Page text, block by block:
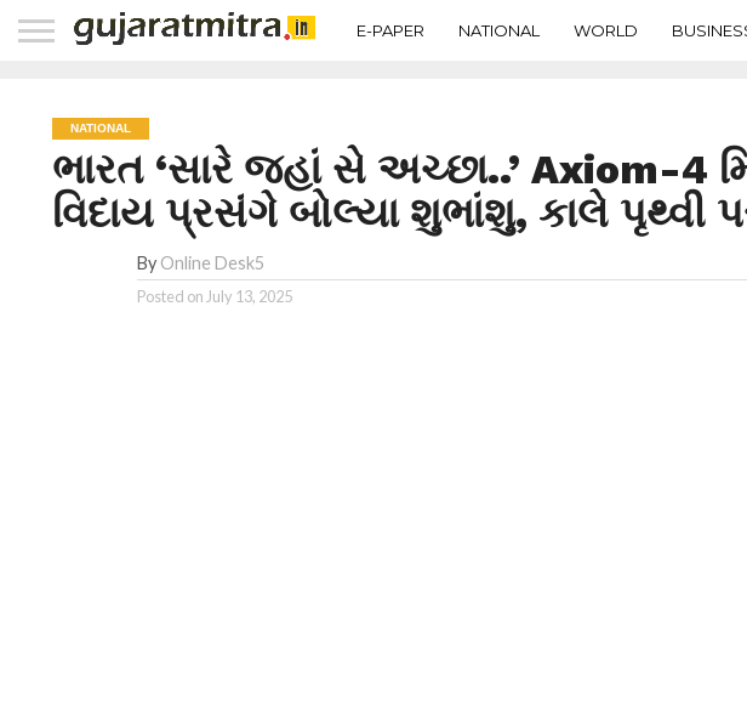
E-PAPER NATIONAL WORLD
NATIONAL
ભારત ‘સારે જહાં સે અચ્છા..’ Axiom-4
વિદાય પ્રસંગે બોલ્યા શુભાંશુ, કાલે પૃથ્વી
By Online Desk5
Posted on July 13, 2025